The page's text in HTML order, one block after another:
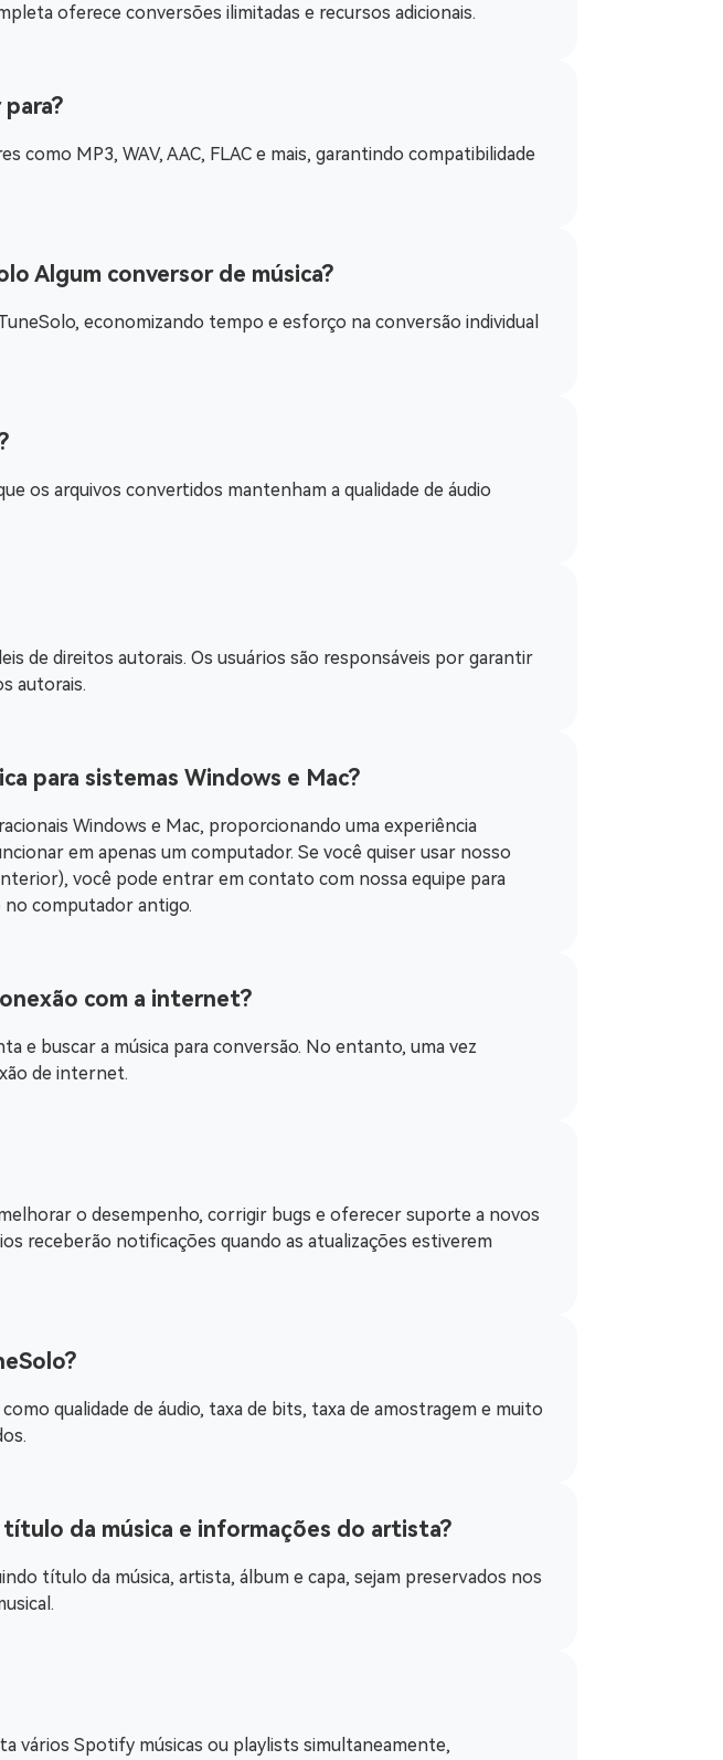
oferece conversões ilimitadas e recursos adicionais.
MP3, WAV, AAC, FLAC e mais, garantindo compatibilidade
Algum conversor de música?
economizando tempo e esforço na conversão individual
os arquivos convertidos mantenham a qualidade de áudio
de direitos autorais. Os usuários são responsáveis ​​por garantir
autorais.
para sistemas Windows e Mac?
Windows e Mac, proporcionando uma experiência
em apenas um computador. Se você quiser usar nosso
você pode entrar em contato com nossa equipe para
no computador antigo.
com a internet?
e buscar a música para conversão. No entanto, uma vez
de internet.
o desempenho, corrigir bugs e oferecer suporte a novos
receberão notificações quando as atualizações estiverem
qualidade de áudio, taxa de bits, taxa de amostragem e muito
da música e informações do artista?
título da música, artista, álbum e capa, sejam preservados nos
vários Spotify músicas ou playlists simultaneamente,